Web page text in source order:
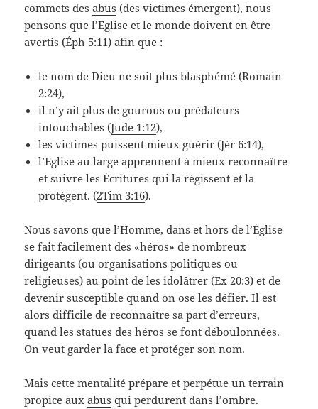
commets desabus (des victimes émergent), nous
pensons que l’Eglise et le monde doivent en être
avertis (Éph 5:11) afin que :
le nom de Dieu ne soit plus blasphémé (Romain
2:24),
il n’y ait plus de gourous ou prédateurs
intouchables (Jude 1:12),
les victimes puissent mieux guérir (Jér 6:14),
l’Eglise au large apprennent à mieux reconnaître
et suivre les Écritures qui la régissent et la
protègent. (2Tim 3:16).
Nous savons que l’Homme, dans et hors de l’Église
se fait facilement des «héros» de nombreux
dirigeants (ou organisations politiques ou
religieuses) au point de les idolâtrer (Ex 20:3) et de
devenir susceptible quand on ose les défier. Il est
alors difficile de reconnaître sa part d’erreurs,
quand les statues des héros se font déboulonnées.
On veut garder la face et protéger son nom.
Mais cette mentalité prépare et perpétue un terrain
propice auxabus qui perdurent dans l’ombre.